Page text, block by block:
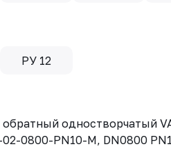
РУ 12
обратный одностворчатый
02-0800-PN10-M, DN0800